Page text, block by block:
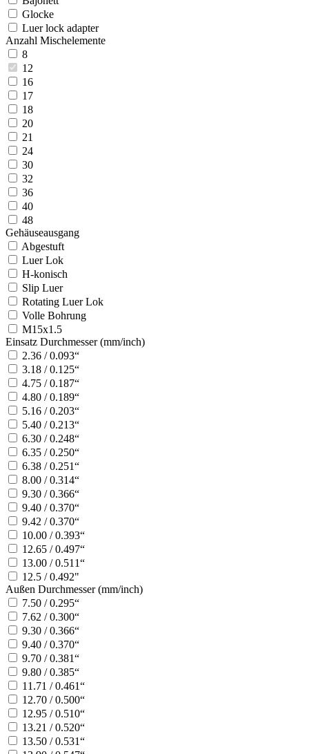
Glocke
Luer lock adapter
Anzahl Mischelemente
8
12
16
17
18
20
21
24
30
32
36
40
48
Gehäuseausgang
Abgestuft
Luer Lok
H-konisch
Slip Luer
Rotating Luer Lok
Volle Bohrung
M15x1.5
Einsatz Durchmesser (mm/inch)
2.36 / 0.093“
3.18 / 0.125“
4.75 / 0.187“
4.80 / 0.189“
5.16 / 0.203“
5.40 / 0.213“
6.30 / 0.248“
6.35 / 0.250“
6.38 / 0.251“
8.00 / 0.314“
9.30 / 0.366“
9.40 / 0.370“
9.42 / 0.370“
10.00 / 0.393“
12.65 / 0.497“
13.00 / 0.511“
12.5 / 0.492"
Außen Durchmesser (mm/inch)
7.50 / 0.295“
7.62 / 0.300“
9.30 / 0.366“
9.40 / 0.370“
9.70 / 0.381“
9.80 / 0.385“
11.71 / 0.461“
12.70 / 0.500“
12.95 / 0.510“
13.21 / 0.520“
13.50 / 0.531“